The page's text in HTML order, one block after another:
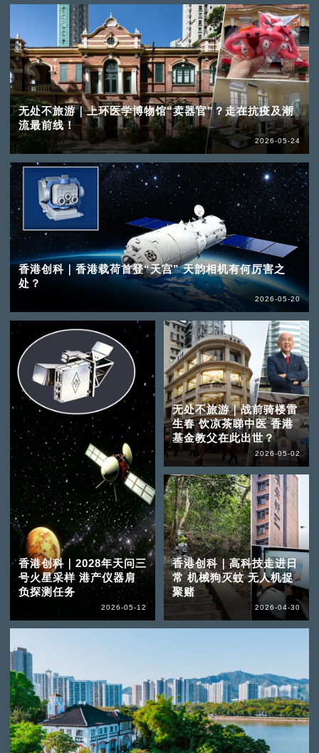
无处不旅游｜上环医学博物馆“卖器官”？走在抗疫及潮
流最前线！
2026-05-24
香港创科｜香港载荷首登“天宫” 天韵相机有何厉害之
处？
2026-05-20
香港创科｜2028年天问三
号火星采样 港产仪器肩
负探测任务
2026-05-12
无处不旅游｜战前骑楼雷
生春 饮凉茶睇中医 香港
基金教父在此出世？
2026-05-02
香港创科｜高科技走进日
常 机械狗灭蚊 无人机捉
聚赌
2026-04-30